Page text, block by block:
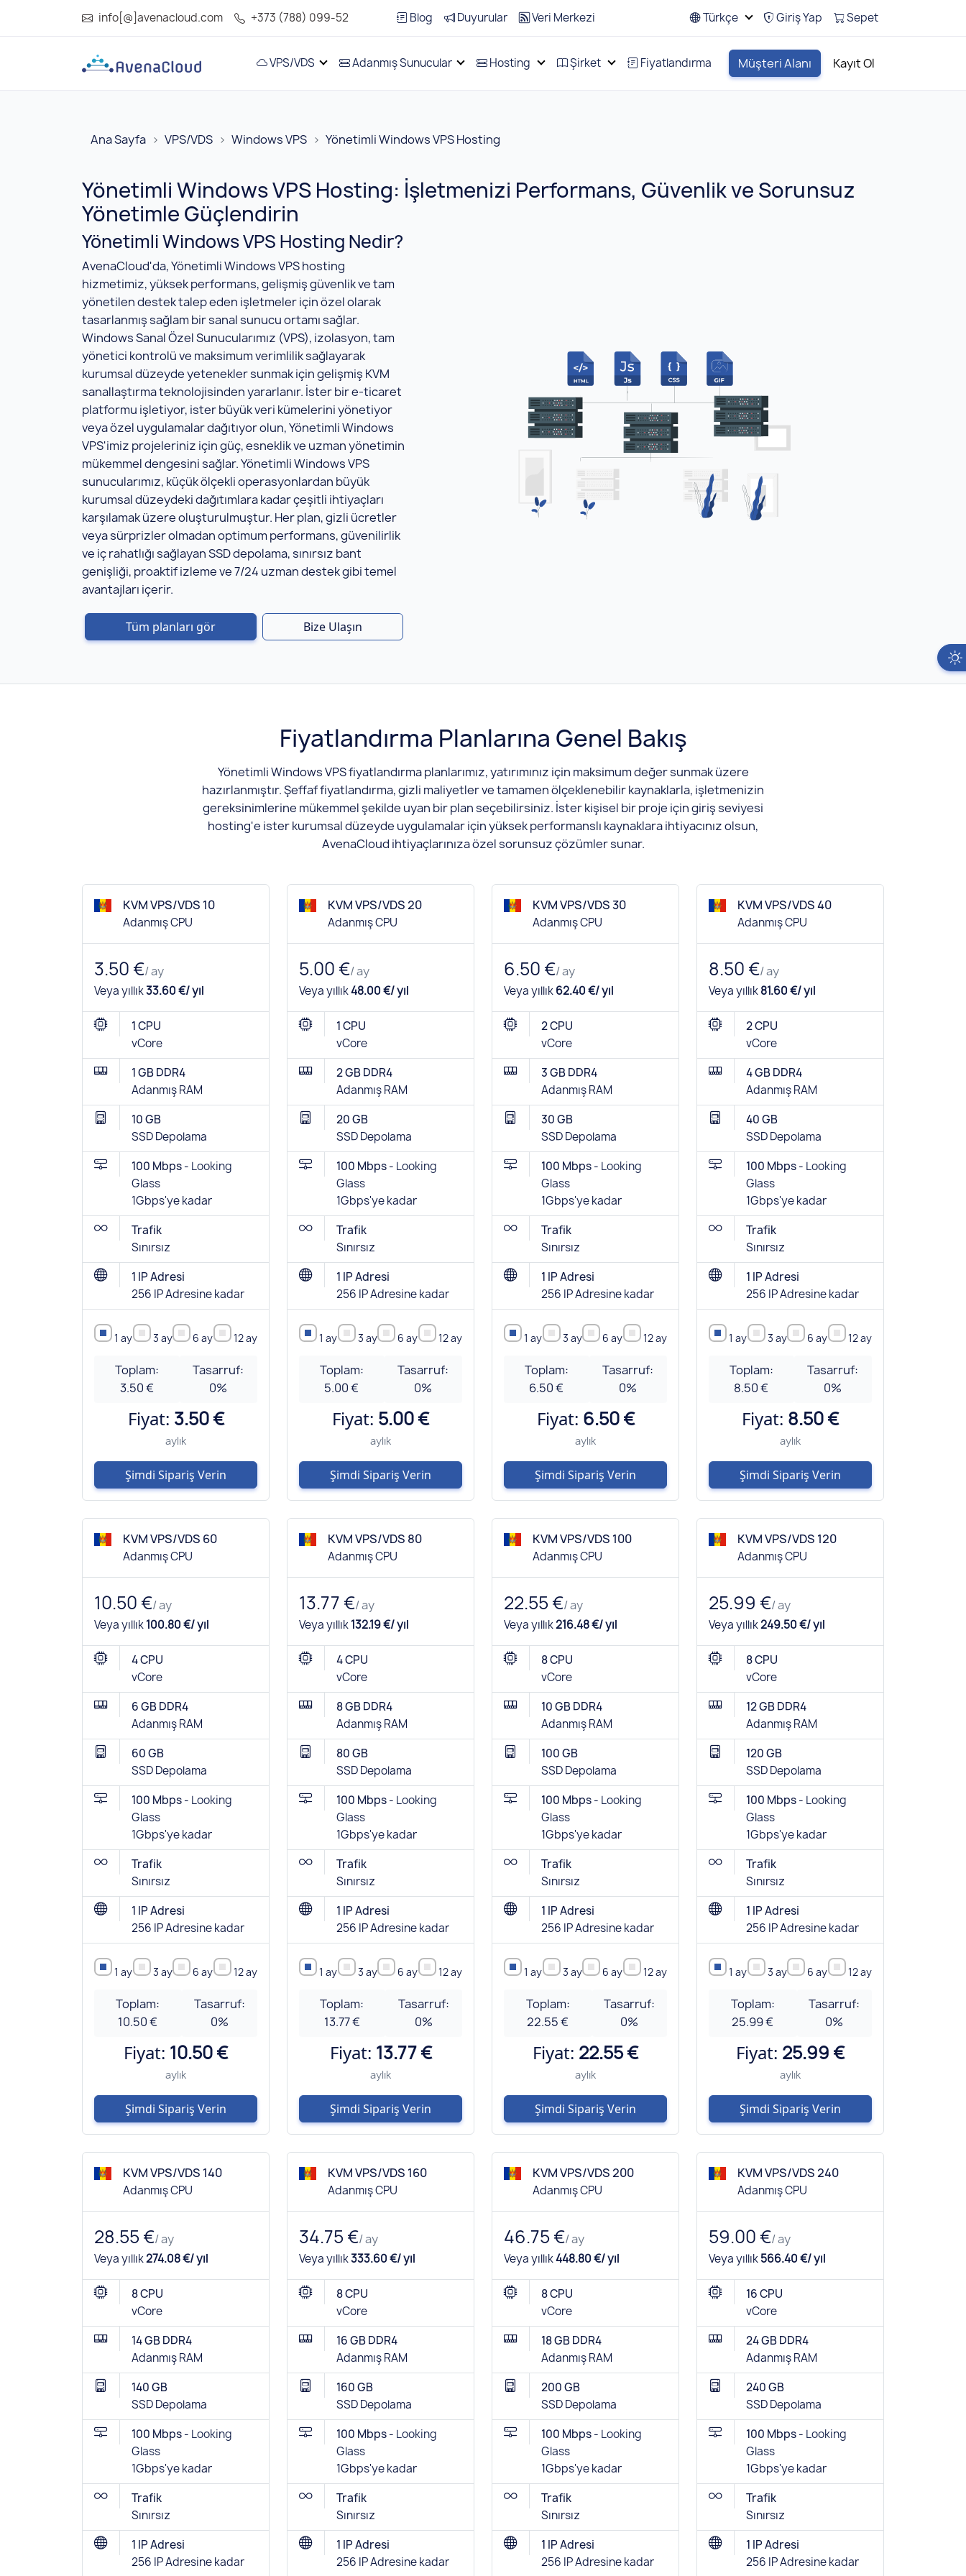
info[@]avenacloud.com +373 (788) 099-52 Blog Duyurular Veri Merkezi Türkçe Giriş Yap Sepet
VPS/VDS Adanmış Sunucular Hosting Şirket Fiyatlandırma Müşteri Alanı Kayıt Ol
Ana Sayfa VPS/VDS Windows VPS Yönetimli Windows VPS Hosting
Yönetimli Windows VPS Hosting: İşletmenizi Performans, Güvenlik ve Sorunsuz
Yönetimle Güçlendirin
Yönetimli Windows VPS Hosting Nedir?
AvenaCloud'da, Yönetimli Windows VPS hosting
hizmetimiz, yüksek performans, gelişmiş güvenlik ve tam
yönetilen destek talep eden işletmeler için özel olarak
tasarlanmış sağlam bir sanal sunucu ortamı sağlar.
Windows Sanal Özel Sunucularımız (VPS), izolasyon, tam
yönetici kontrolü ve maksimum verimlilik sağlayarak
kurumsal düzeyde yetenekler sunmak için gelişmiş KVM
sanallaştırma teknolojisinden yararlanır. İster bir e-ticaret
platformu işletiyor, ister büyük veri kümelerini yönetiyor
veya özel uygulamalar dağıtıyor olun, Yönetimli Windows
VPS'imiz projeleriniz için güç, esneklik ve uzman yönetimin
mükemmel dengesini sağlar. Yönetimli Windows VPS
sunucularımız, küçük ölçekli operasyonlardan büyük
kurumsal düzeydeki dağıtımlara kadar çeşitli ihtiyaçları
karşılamak üzere oluşturulmuştur. Her plan, gizli ücretler
veya sürprizler olmadan optimum performans, güvenilirlik
ve iç rahatlığı sağlayan SSD depolama, sınırsız bant
genişliği, proaktif izleme ve 7/24 uzman destek gibi temel
avantajları içerir.
Tüm planları gör Bize Ulaşın
Fiyatlandırma Planlarına Genel Bakış
Yönetimli Windows VPS fiyatlandırma planlarımız, yatırımınız için maksimum değer sunmak üzere
hazırlanmıştır. Şeffaf fiyatlandırma, gizli maliyetler ve tamamen ölçeklenebilir kaynaklarla, işletmenizin
gereksinimlerine mükemmel şekilde uyan bir plan seçebilirsiniz. İster kişisel bir proje için giriş seviyesi
hosting'e ister kurumsal düzeyde uygulamalar için yüksek performanslı kaynaklara ihtiyacınız olsun,
AvenaCloud ihtiyaçlarınıza özel sorunsuz çözümler sunar.
KVM VPS/VDS 10
Adanmış CPU
3.50 €/ ay
Veya yıllık33.60 €/ yıl
1 CPU
vCore
1 GB DDR4
Adanmış RAM
10 GB
SSD Depolama
100 Mbps - Looking
Glass
1Gbps'ye kadar
Trafik
Sınırsız
1 IP Adresi
256 IP Adresine kadar
1 ay 3 ay 6 ay 12 ay
Toplam:
3.50 €
Tasarruf:
0%
Fiyat: 3.50 €
aylık
Şimdi Sipariş Verin
KVM VPS/VDS 20
Adanmış CPU
5.00 €/ ay
Veya yıllık48.00 €/ yıl
1 CPU
vCore
2 GB DDR4
Adanmış RAM
20 GB
SSD Depolama
100 Mbps - Looking
Glass
1Gbps'ye kadar
Trafik
Sınırsız
1 IP Adresi
256 IP Adresine kadar
1 ay 3 ay 6 ay 12 ay
Toplam:
5.00 €
Tasarruf:
0%
Fiyat: 5.00 €
aylık
Şimdi Sipariş Verin
KVM VPS/VDS 30
Adanmış CPU
6.50 €/ ay
Veya yıllık62.40 €/ yıl
2 CPU
vCore
3 GB DDR4
Adanmış RAM
30 GB
SSD Depolama
100 Mbps - Looking
Glass
1Gbps'ye kadar
Trafik
Sınırsız
1 IP Adresi
256 IP Adresine kadar
1 ay 3 ay 6 ay 12 ay
Toplam:
6.50 €
Tasarruf:
0%
Fiyat: 6.50 €
aylık
Şimdi Sipariş Verin
KVM VPS/VDS 40
Adanmış CPU
8.50 €/ ay
Veya yıllık81.60 €/ yıl
2 CPU
vCore
4 GB DDR4
Adanmış RAM
40 GB
SSD Depolama
100 Mbps - Looking
Glass
1Gbps'ye kadar
Trafik
Sınırsız
1 IP Adresi
256 IP Adresine kadar
1 ay 3 ay 6 ay 12 ay
Toplam:
8.50 €
Tasarruf:
0%
Fiyat: 8.50 €
aylık
Şimdi Sipariş Verin
KVM VPS/VDS 60
Adanmış CPU
10.50 €/ ay
Veya yıllık100.80 €/ yıl
4 CPU
vCore
6 GB DDR4
Adanmış RAM
60 GB
SSD Depolama
100 Mbps - Looking
Glass
1Gbps'ye kadar
Trafik
Sınırsız
1 IP Adresi
256 IP Adresine kadar
1 ay 3 ay 6 ay 12 ay
Toplam:
10.50 €
Tasarruf:
0%
Fiyat: 10.50 €
aylık
Şimdi Sipariş Verin
KVM VPS/VDS 80
Adanmış CPU
13.77 €/ ay
Veya yıllık132.19 €/ yıl
4 CPU
vCore
8 GB DDR4
Adanmış RAM
80 GB
SSD Depolama
100 Mbps - Looking
Glass
1Gbps'ye kadar
Trafik
Sınırsız
1 IP Adresi
256 IP Adresine kadar
1 ay 3 ay 6 ay 12 ay
Toplam:
13.77 €
Tasarruf:
0%
Fiyat: 13.77 €
aylık
Şimdi Sipariş Verin
KVM VPS/VDS 100
Adanmış CPU
22.55 €/ ay
Veya yıllık216.48 €/ yıl
8 CPU
vCore
10 GB DDR4
Adanmış RAM
100 GB
SSD Depolama
100 Mbps - Looking
Glass
1Gbps'ye kadar
Trafik
Sınırsız
1 IP Adresi
256 IP Adresine kadar
1 ay 3 ay 6 ay 12 ay
Toplam:
22.55 €
Tasarruf:
0%
Fiyat: 22.55 €
aylık
Şimdi Sipariş Verin
KVM VPS/VDS 120
Adanmış CPU
25.99 €/ ay
Veya yıllık249.50 €/ yıl
8 CPU
vCore
12 GB DDR4
Adanmış RAM
120 GB
SSD Depolama
100 Mbps - Looking
Glass
1Gbps'ye kadar
Trafik
Sınırsız
1 IP Adresi
256 IP Adresine kadar
1 ay 3 ay 6 ay 12 ay
Toplam:
25.99 €
Tasarruf:
0%
Fiyat: 25.99 €
aylık
Şimdi Sipariş Verin
KVM VPS/VDS 140
Adanmış CPU
28.55 €/ ay
Veya yıllık274.08 €/ yıl
8 CPU
vCore
14 GB DDR4
Adanmış RAM
140 GB
SSD Depolama
100 Mbps - Looking
Glass
1Gbps'ye kadar
Trafik
Sınırsız
1 IP Adresi
256 IP Adresine kadar
KVM VPS/VDS 160
Adanmış CPU
34.75 €/ ay
Veya yıllık333.60 €/ yıl
8 CPU
vCore
16 GB DDR4
Adanmış RAM
160 GB
SSD Depolama
100 Mbps - Looking
Glass
1Gbps'ye kadar
Trafik
Sınırsız
1 IP Adresi
256 IP Adresine kadar
KVM VPS/VDS 200
Adanmış CPU
46.75 €/ ay
Veya yıllık448.80 €/ yıl
8 CPU
vCore
18 GB DDR4
Adanmış RAM
200 GB
SSD Depolama
100 Mbps - Looking
Glass
1Gbps'ye kadar
Trafik
Sınırsız
1 IP Adresi
256 IP Adresine kadar
KVM VPS/VDS 240
Adanmış CPU
59.00 €/ ay
Veya yıllık566.40 €/ yıl
16 CPU
vCore
24 GB DDR4
Adanmış RAM
240 GB
SSD Depolama
100 Mbps - Looking
Glass
1Gbps'ye kadar
Trafik
Sınırsız
1 IP Adresi
256 IP Adresine kadar